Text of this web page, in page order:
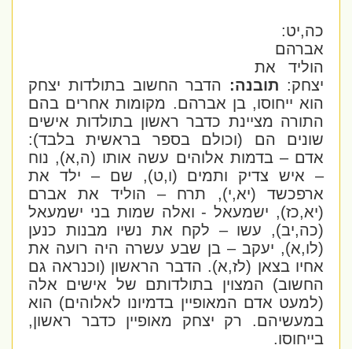
כה,יט:
אברהם
הוליד את
יצחק:תובנה:הדבר החשוב בתולדות יצחק
הוא ייחוסו, בן אברהם. מקומות אחרים בהם
התורה מציינת כדבר ראשון בתולדות אישים
שונים הם (וכולם בספר בראשית בלבד):
אדם – בדמות אלוהים עשה אותו (ה,א), נוח
– איש צדיק ותמים (ו,ט), שם – ילד את
ארפכשד (יא,י), תרח – הוליד את אברם
(יא,כז), ישמעאל - ואלה שמות בני ישמעאל
(כה,יב), עשו – לקח את נשיו מבנות כנען
(לו,א), יעקב – בן שבע עשרה היה רועה את
אחיו בצאן (לז,א). הדבר הראשון (וכנראה גם
החשוב) המצוין בתולדותם של אישים אלה
(למעט אדם המאופיין בדמיונו לאלוהים) הוא
במעשיהם. רק יצחק מאופיין כדבר ראשון,
בייחוסו.